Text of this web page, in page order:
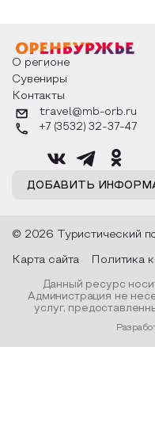
О регионе
Сувениры
Контакты
ДОБАВИТЬ
travel@mb-orb.ru
+7 (3532) 32-37-47
© 2026 Туристический
Карта сайта Политика
Данный ресурс
Администрация не
услуг,